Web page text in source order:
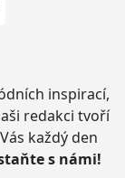
inspirací,
redakci tvoří
každý den
s námi!